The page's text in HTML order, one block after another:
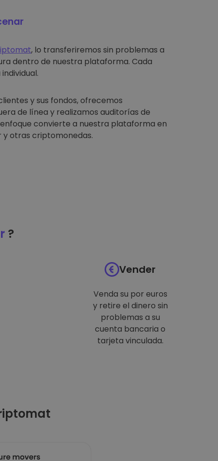
, lo transferiremos sin problemas a
dentro de nuestra plataforma. Cada
y sus fondos, ofrecemos
de línea y realizamos auditorías de
convierte a nuestra plataforma en
otras criptomonedas.
?
Vender
Venda su por euros
y retire el dinero sin
problemas a su
cuenta bancaria o
tarjeta vinculada.